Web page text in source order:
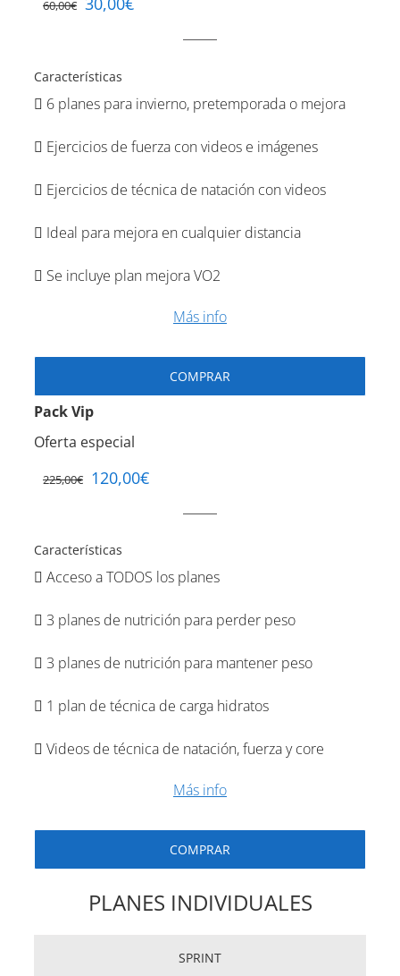
60,00€
Características
6 planes para invierno, pretemporada o mejora
Ejercicios de fuerza con videos e imágenes
Ejercicios de técnica de natación con videos
Ideal para mejora en cualquier distancia
Se incluye plan mejora VO2
Más info
COMPRAR
Pack Vip
Oferta especial
225,00€ 120,00€
Características
Acceso a TODOS los planes
3 planes de nutrición para perder peso
3 planes de nutrición para mantener peso
1 plan de técnica de carga hidratos
Videos de técnica de natación, fuerza y core
Más info
COMPRAR
PLANES INDIVIDUALES
SPRINT